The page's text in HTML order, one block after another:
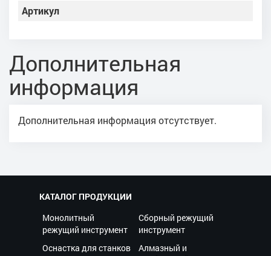
Артикул
Дополнительная
информация
Дополнительная информация отсутствует.
КАТАЛОГ ПРОДУКЦИИ
Монолитный
режущий инструмент
Сборный режущий
инструмент
Оснастка для станков
Алмазный и